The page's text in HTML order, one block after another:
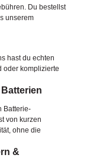
Du bestellst
unserem
hast du echten
oder komplizierte
Batterie-
von kurzen
ohne die
&